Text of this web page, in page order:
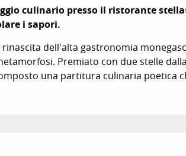
culinario presso il ristorante
i sapori.
dell'alta gastronomia
Premiato con due stelle
una partitura culinaria poetica
di prestazioni